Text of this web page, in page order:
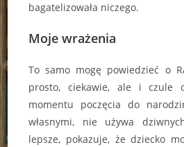
bagatelizowała niczego.
Moje wrażenia
To samo mogę powiedzieć o
prosto, ciekawie, ale i czule
momentu poczęcia do
własnymi, nie używa
lepsze, pokazuje, że dziecko